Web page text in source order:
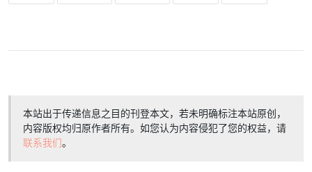
本站出于传递信息之目的刊登本文，若未明确标注本站原创，
内容版权均归原作者所有。如您认为内容侵犯了您的权益，请
联系我们。